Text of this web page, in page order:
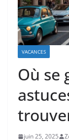
VACANCES
Où se
juin 25, 2025